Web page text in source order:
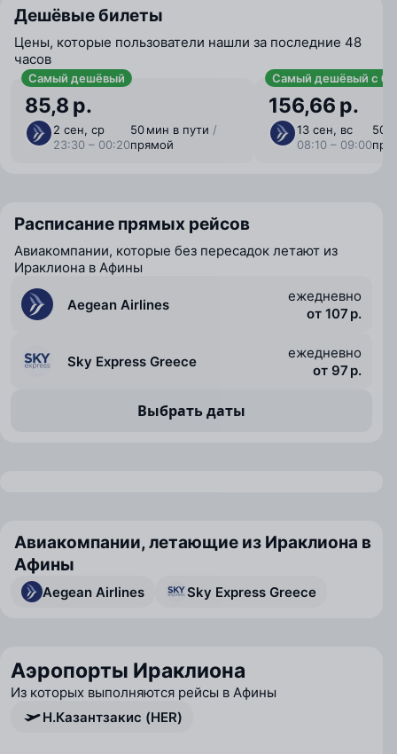
Дешёвые билеты
Цены, которые пользователи нашли за последние 48
часов
Самый дешёвый
85,8 р.
2 сен, ср
23:30 – 00:20
50 мин в пути /
прямой
Самый дешёвый с
156,66 р.
13 сен, вс
08:10 – 09:00
50
Расписание прямых рейсов
Авиакомпании, которые без пересадок летают из
Ираклиона в Афины
Aegean Airlines
ежедневно
от 107 р.
Sky Express Greece
ежедневно
от 97 р.
Выбрать даты
Авиакомпании, летающие из Ираклиона в
Афины
Aegean Airlines Sky Express Greece
Аэропорты Ираклиона
Из которых выполняются рейсы в Афины
Н.Казантзакис (HER)